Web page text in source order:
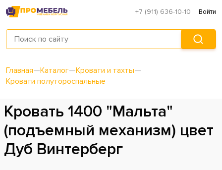
+7 (911) 636-10-10 Войти
Главная—Каталог—Кровати и тахты—
Кровати полутороспальные
Кровать 1400 "Мальта"
(подъемный механизм) цвет
Дуб Винтерберг